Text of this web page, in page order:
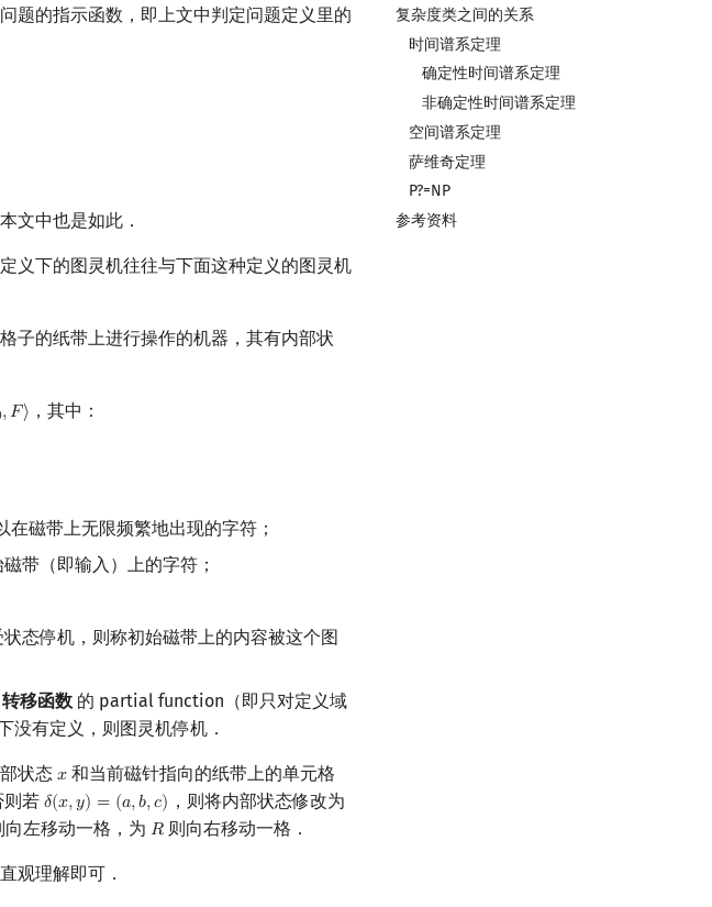
复杂度类之间的关系
时间谱系定理
确定性时间谱系定理
非确定性时间谱系定理
空间谱系定理
萨维奇定理
P?=NP
参考资料
题的指示函数，即上文中判定问题定义里的
文中也是如此．
义下的图灵机往往与下面这种定义的图灵机
子的纸带上进行操作的机器，其有内部状
,𝐹⟩ ，其中：
在磁带上无限频繁地出现的字符；
带（即输入）上的字符；
态停机，则称初始磁带上的内容被这个图
转移函数 的 partial function（即只对定义域
没有定义，则图灵机停机．
状态 𝑥
x 和当前磁针指向的纸带上的单元格
则若 𝛿(𝑥,𝑦) = (𝑎,𝑏,𝑐)
δ(x,y)= (a, b,c) ，则将内部状态修改为
向左移动一格，为𝑅
R 则向右移动一格．
观理解即可．